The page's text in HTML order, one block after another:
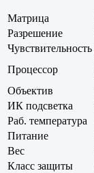
Матрица
Разрешение
Чувствительность
Процессор
Объектив
ИК подсветка
Раб. температура
Питание
Вес
Класс защиты